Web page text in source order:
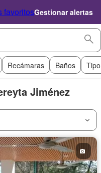
favoritosGestionar alertas
Recámaras Baños
Jiménez